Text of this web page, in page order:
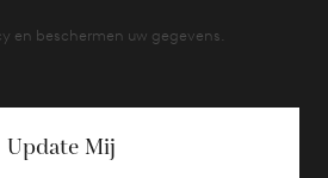
en beschermen uw gegevens.
Update Mij